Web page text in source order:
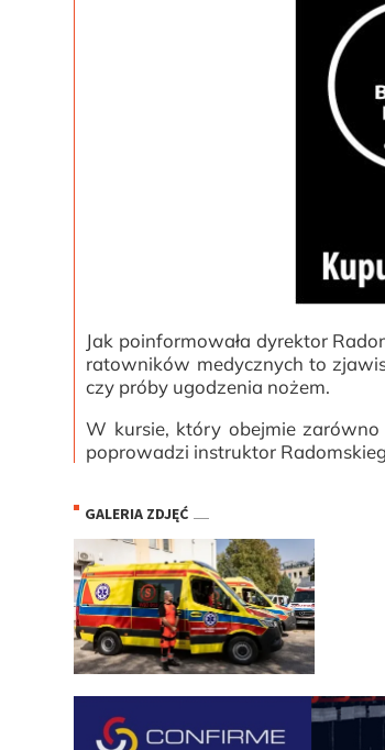
Jak poinformowała dyrektor
ratowników medycznych to
czy próby ugodzenia nożem.
W kursie, który obejmie zarówno
poprowadzi instruktor
GALERIA ZDJĘĆ